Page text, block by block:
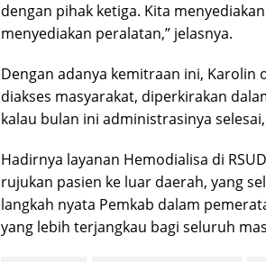
dengan pihak ketiga. Kita
menyediakan peralatan,” jelasnya.
Dengan adanya kemitraan ini, Karolin
diakses masyarakat, diperkirakan
kalau bulan ini administrasinya
Hadirnya layanan Hemodialisa di
rujukan pasien ke luar daerah, yang
langkah nyata Pemkab dalam
yang lebih terjangkau bagi seluruh